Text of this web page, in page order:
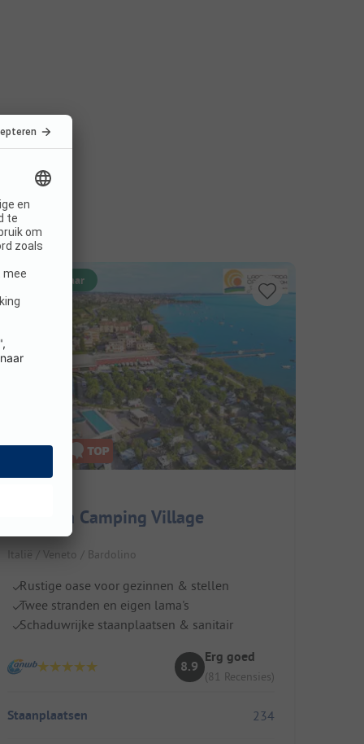
Direct boekbaar
La Rocca Camping Village
Italië / Veneto / Bardolino
Rustige oase voor gezinnen & stellen
Twee stranden en eigen lama's
Schaduwrijke staanplaatsen & sanitair
8.9
Erg goed
(81 Recensies)
Staanplaatsen 234